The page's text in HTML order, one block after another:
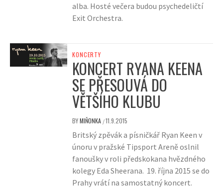
alba. Hosté večera budou psychedeličtí
Exit Orchestra.
KONCERTY
KONCERT RYANA KEENA
SE PŘESOUVÁ DO
VĚTŠÍHO KLUBU
BYMIŇONKA /11.9.2015
Britský zpěvák a písničkář Ryan Keen v
únoru v pražské Tipsport Areně oslnil
fanoušky v roli předskokana hvězdného
kolegy Eda Sheerana. 19. října 2015 se do
Prahy vrátí na samostatný koncert.